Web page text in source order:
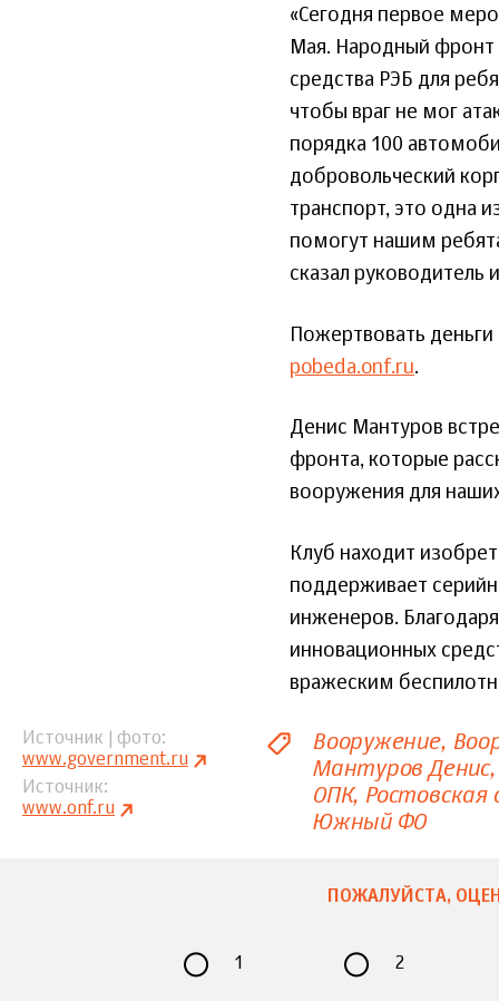
«Сегодня первое
Мая. Народный фронт
средства РЭБ для
чтобы враг не мог
порядка 100
добровольческий
транспорт, это одна
помогут нашим
сказал
Пожертвовать
pobeda.onf.ru.
Денис Мантуров
фронта, которые
вооружения для
Клуб находит
поддерживает
инженеров.
инновационных
вражеским
Источник | фото
www.government.ru
Источник
www.onf.ru
Вооружение
Мантуров Денис
ОПК Ростовская
Южный ФО
ПОЖАЛУЙСТА,
1 2